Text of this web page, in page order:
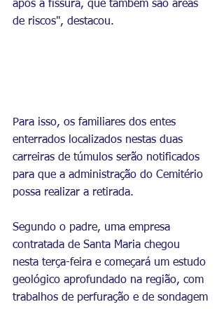
após a fissura, que também são áreas
de riscos", destacou.
Para isso, os familiares dos entes
enterrados localizados nestas duas
carreiras de túmulos serão notificados
para que a administração do Cemitério
possa realizar a retirada.
Segundo o padre, uma empresa
contratada de Santa Maria chegou
nesta terça-feira e começará um estudo
geológico aprofundado na região, com
trabalhos de perfuração e de sondagem